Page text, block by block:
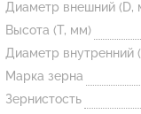
изделия
Скачать
Диаметр внешний (D,
Высота (T, мм)
Диаметр внутренний
Марка зерна
Зернистость